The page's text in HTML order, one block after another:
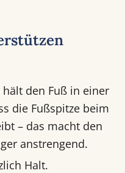
hält den Fuß in einer
die Fußspitze beim
– das macht den
anstrengend.
Halt.